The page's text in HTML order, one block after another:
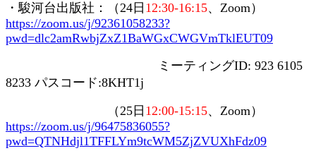
・駿河台出版社：（24 日 12:30-16:15、 Zoom）
https://zoom.us/j/92361058233?
pwd=dlc2amRwbjZxZ1BaWGxCWGVmTklEUT09
ミーティングID: 923 6105
8233 パスコード:8KHT1j
（25 日 12:00-15:15、 Zoom）
https://zoom.us/j/96475836055?
pwd=QTNHdjl1TFFLYm9tcWM5ZjZVUXhFdz09